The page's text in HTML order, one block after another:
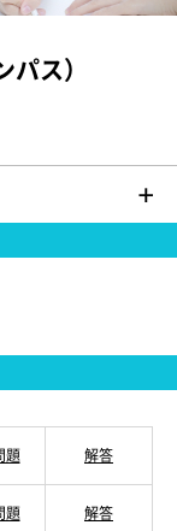
ス）
題 解答
題 解答